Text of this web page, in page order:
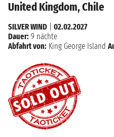
United Kingdom, Chile
SILVER WIND
02.02.2027
Dauer: 9 nächte
Abfahrt von: King George Island